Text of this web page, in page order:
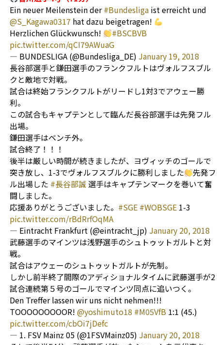
Ein neuer Meilenstein der#Bundesliga ist erreicht und
@S_Kagawa0317 hat dazu beigetragen!
Herzlichen Glückwunsch!
#BSCBVB
pic.twitter.com/qCI79AWuaG
— BUNDESLIGA (@Bundesliga_DE) January 19, 2018
長谷部選手と鎌田選手のフランクフルトはヴォルフスブル
クと敵地で対戦。
試合は終始フランクフルトがリードし1対3でアウェー勝
利。
この試合もキャプテンとして臨んだ長谷部選手は先発フル
出場。
鎌田選手はベンチ外。
試合終了！！！
後半は厳しい時間が続きましたが、ヨヴィッチのゴールで
突き放し、1-3でヴォルフスブルクに勝利しました
先発フ
ル出場した #長谷部誠 選手はキャプテンマークを巻いて奮
闘しました。
応援ありがとうございました。 #SGE #WOBSGE 1-3
pic.twitter.com/rBdRrfOqMA
— Eintracht Frankfurt (@eintracht_jp) January 20, 2018
武藤選手のマインツは浅野選手のシュトゥットガルトと対
戦。
試合はアウェーのシュトゥットガルトが先制。
しかし前半終了間際のアディショナルタイムに武藤選手が2
試合連続第５号のゴールでマインツ同点に追いつく。
Den Treffer lassen wir uns nicht nehmen!!!
TOOOOOOOOOR! @yoshimuto18 #M05VfB 1:1 (45.)
pic.twitter.com/cbOi7jDefc
— 1. FSV Mainz 05 (@1FSVMainz05) January 20, 2018